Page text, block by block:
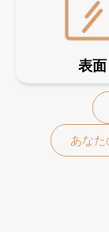
表面
あな